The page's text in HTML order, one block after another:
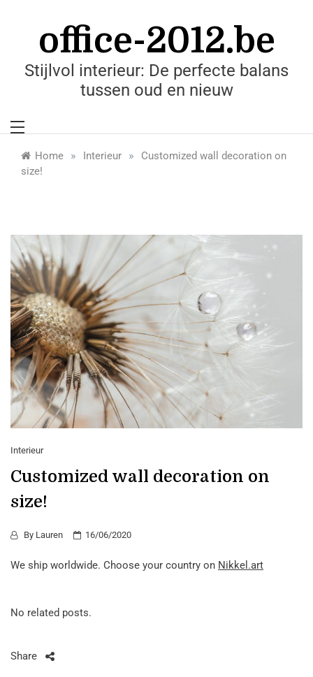
office-2012.be
Stijlvol interieur: De perfecte balans
tussen oud en nieuw
Home » Interieur »
Customized wall decoration on
size!
Interieur
Customized wall decoration on
size!
By Lauren 16/06/2020
We ship worldwide. Choose your country on Nikkel.art
No related posts.
Share